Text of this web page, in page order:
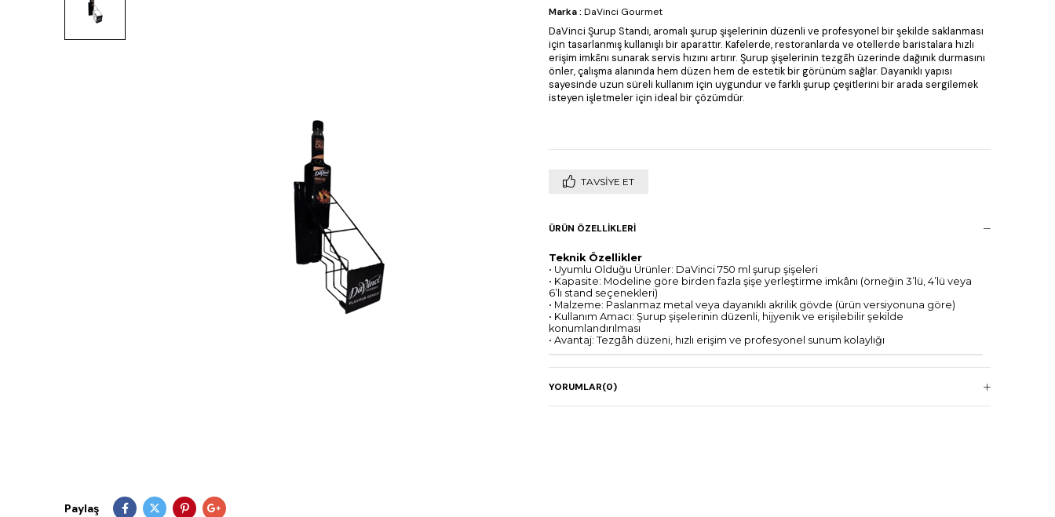
Paylaş
Marka: DaVinci Gourmet
DaVinci Şurup Standı, aromalı şurup şişelerinin düzenli ve profesyonel bir şekilde saklanması
için tasarlanmış kullanışlı bir aparattır. Kafelerde, restoranlarda ve otellerde baristalara hızlı
erişim imkânı sunarak servis hızını artırır. Şurup şişelerinin tezgâh üzerinde dağınık durmasını
önler, çalışma alanında hem düzen hem de estetik bir görünüm sağlar. Dayanıklı yapısı
sayesinde uzun süreli kullanım için uygundur ve farklı şurup çeşitlerini bir arada sergilemek
isteyen işletmeler için ideal bir çözümdür.
TAVSIYE ET
ÜRÜN ÖZELLIKLERI
Teknik Özellikler
• Uyumlu Olduğu Ürünler: DaVinci 750 ml şurup şişeleri
• Kapasite: Modeline göre birden fazla şişe yerleştirme imkânı (örneğin 3’lü, 4’lü veya
6’lı stand seçenekleri)
• Malzeme: Paslanmaz metal veya dayanıklı akrilik gövde (ürün versiyonuna göre)
• Kullanım Amacı: Şurup şişelerinin düzenli, hijyenik ve erişilebilir şekilde
konumlandırılması
• Avantaj: Tezgâh düzeni, hızlı erişim ve profesyonel sunum kolaylığı
YORUMLAR(0)